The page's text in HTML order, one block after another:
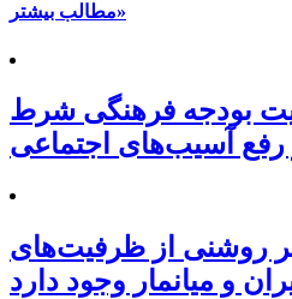
مطالب بیشتر»
بودجه فرهنگی شرط
رفع آسیب‌های اجتماعی
روشنی از ظرفیت‌های
و میانمار وجود دارد